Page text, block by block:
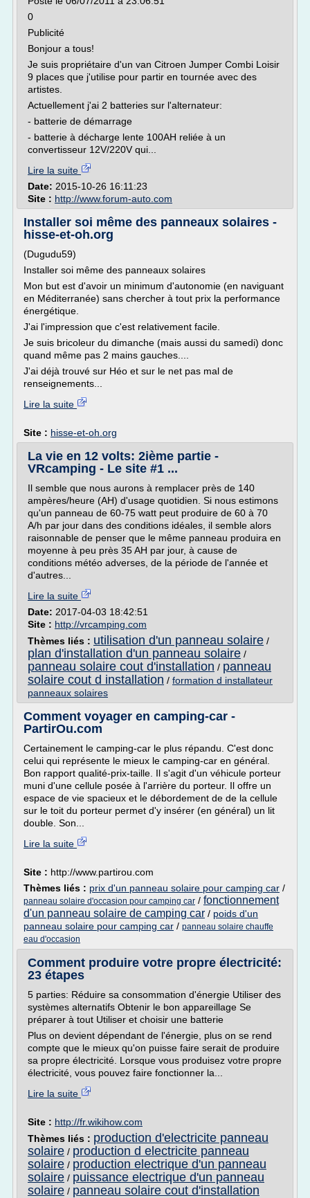
0
Publicité
Bonjour a tous!
Je suis propriétaire d'un van Citroen Jumper Combi Loisir
9 places que j'utilise pour partir en tournée avec des
artistes.
Actuellement j'ai 2 batteries sur l'alternateur:
- batterie de démarrage
- batterie à décharge lente 100AH reliée à un
convertisseur 12V/220V qui...
Lire la suite
Date: 2015-10-26 16:11:23
Site : http://www.forum-auto.com
Installer soi même des panneaux solaires -
hisse-et-oh.org
(Dugudu59)
Installer soi même des panneaux solaires
Mon but est d'avoir un minimum d'autonomie (en naviguant
en Méditerranée) sans chercher à tout prix la performance
énergétique.
J'ai l'impression que c'est relativement facile.
Je suis bricoleur du dimanche (mais aussi du samedi) donc
quand même pas 2 mains gauches....
J'ai déjà trouvé sur Héo et sur le net pas mal de
renseignements...
Lire la suite
Site : hisse-et-oh.org
La vie en 12 volts: 2ième partie -
VRcamping - Le site #1 ...
Il semble que nous aurons à remplacer près de 140
ampères/heure (AH) d'usage quotidien. Si nous estimons
qu'un panneau de 60-75 watt peut produire de 60 à 70
A/h par jour dans des conditions idéales, il semble alors
raisonnable de penser que le même panneau produira en
moyenne à peu près 35 AH par jour, à cause de
conditions météo adverses, de la période de l'année et
d'autres...
Lire la suite
Date: 2017-04-03 18:42:51
Site : http://vrcamping.com
Thèmes liés : utilisation d'un panneau solaire /
plan d'installation d'un panneau solaire /
panneau solaire cout d'installation / panneau
solaire cout d installation / formation d installateur
panneaux solaires
Comment voyager en camping-car -
PartirOu.com
Certainement le camping-car le plus répandu. C'est donc
celui qui représente le mieux le camping-car en général.
Bon rapport qualité-prix-taille. Il s'agit d'un véhicule porteur
muni d'une cellule posée à l'arrière du porteur. Il offre un
espace de vie spacieux et le débordement de de la cellule
sur le toit du porteur permet d'y insérer (en général) un lit
double. Son...
Lire la suite
Site : http://www.partirou.com
Thèmes liés : prix d'un panneau solaire pour camping car /
panneau solaire d'occasion pour camping car / fonctionnement
d'un panneau solaire de camping car / poids d'un
panneau solaire pour camping car / panneau solaire chauffe
eau d'occasion
Comment produire votre propre électricité:
23 étapes
5 parties: Réduire sa consommation d'énergie Utiliser des
systèmes alternatifs Obtenir le bon appareillage Se
préparer à tout Utiliser et choisir une batterie
Plus on devient dépendant de l'énergie, plus on se rend
compte que le mieux qu'on puisse faire serait de produire
sa propre électricité. Lorsque vous produisez votre propre
électricité, vous pouvez faire fonctionner la...
Lire la suite
Site : http://fr.wikihow.com
Thèmes liés : production d'electricite panneau
solaire / production d electricite panneau
solaire / production electrique d'un panneau
solaire / puissance electrique d'un panneau
solaire / panneau solaire cout d'installation